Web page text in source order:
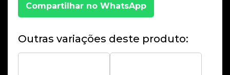
Compartilhar no WhatsApp
Outras variações deste produto: